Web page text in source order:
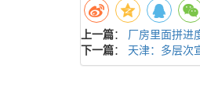
上一篇： 厂房里面拼进
下一篇： 天津：多层次